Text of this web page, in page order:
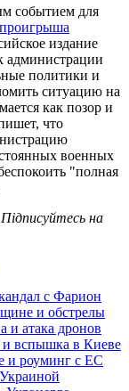
событием для
издание
администрации
политики и
ситуацию на
как позор и
что
военных
"полная
на
с Фарион
и обстрелы
и атака дронов
вспышка в Киеве
и роуминг с ЕС